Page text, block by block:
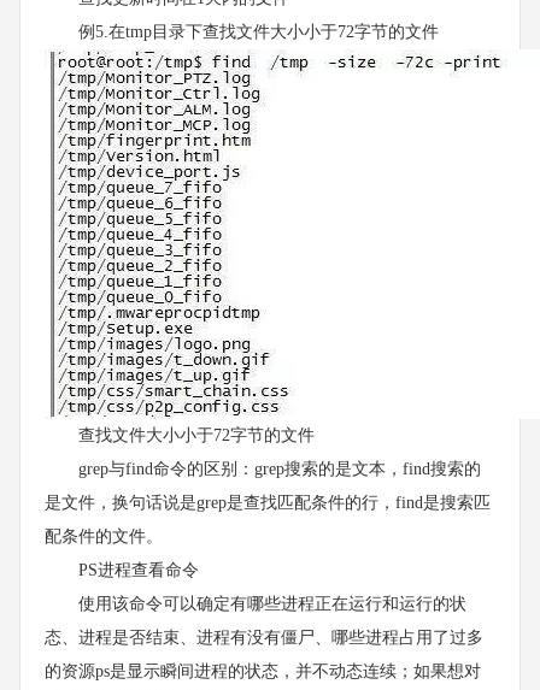
例5.在tmp目录下查找文件大小小于72字节的文件
查找文件大小小于72字节的文件
grep与find命令的区别：grep搜索的是文本，find搜索的
是文件，换句话说是grep是查找匹配条件的行，find是搜索匹
配条件的文件。
PS进程查看命令
使用该命令可以确定有哪些进程正在运行和运行的状
态、进程是否结束、进程有没有僵尸、哪些进程占用了过多
的资源ps是显示瞬间进程的状态，并不动态连续；如果想对